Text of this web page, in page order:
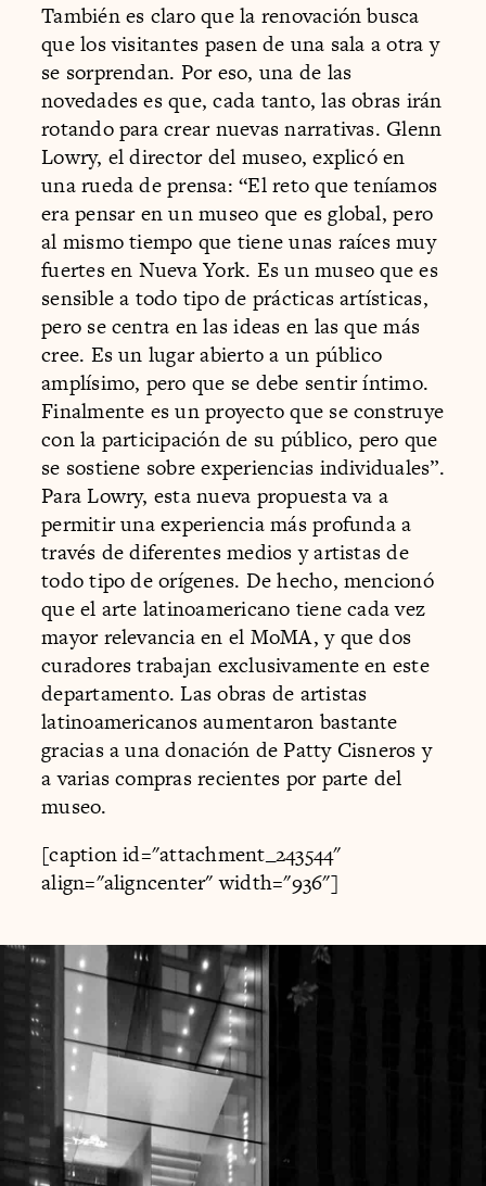
También es claro que la renovación busca
que los visitantes pasen de una sala a otra y
se sorprendan. Por eso, una de las
novedades es que, cada tanto, las obras irán
rotando para crear nuevas narrativas. Glenn
Lowry, el director del museo, explicó en
una rueda de prensa: “El reto que teníamos
era pensar en un museo que es global, pero
al mismo tiempo que tiene unas raíces muy
fuertes en Nueva York. Es un museo que es
sensible a todo tipo de prácticas artísticas,
pero se centra en las ideas en las que más
cree. Es un lugar abierto a un público
amplísimo, pero que se debe sentir íntimo.
Finalmente es un proyecto que se construye
con la participación de su público, pero que
se sostiene sobre experiencias individuales”.
Para Lowry, esta nueva propuesta va a
permitir una experiencia más profunda a
través de diferentes medios y artistas de
todo tipo de orígenes. De hecho, mencionó
que el arte latinoamericano tiene cada vez
mayor relevancia en el MoMA, y que dos
curadores trabajan exclusivamente en este
departamento. Las obras de artistas
latinoamericanos aumentaron bastante
gracias a una donación de Patty Cisneros y
a varias compras recientes por parte del
museo.
[caption id="attachment_243544"
align="aligncenter" width="936"]